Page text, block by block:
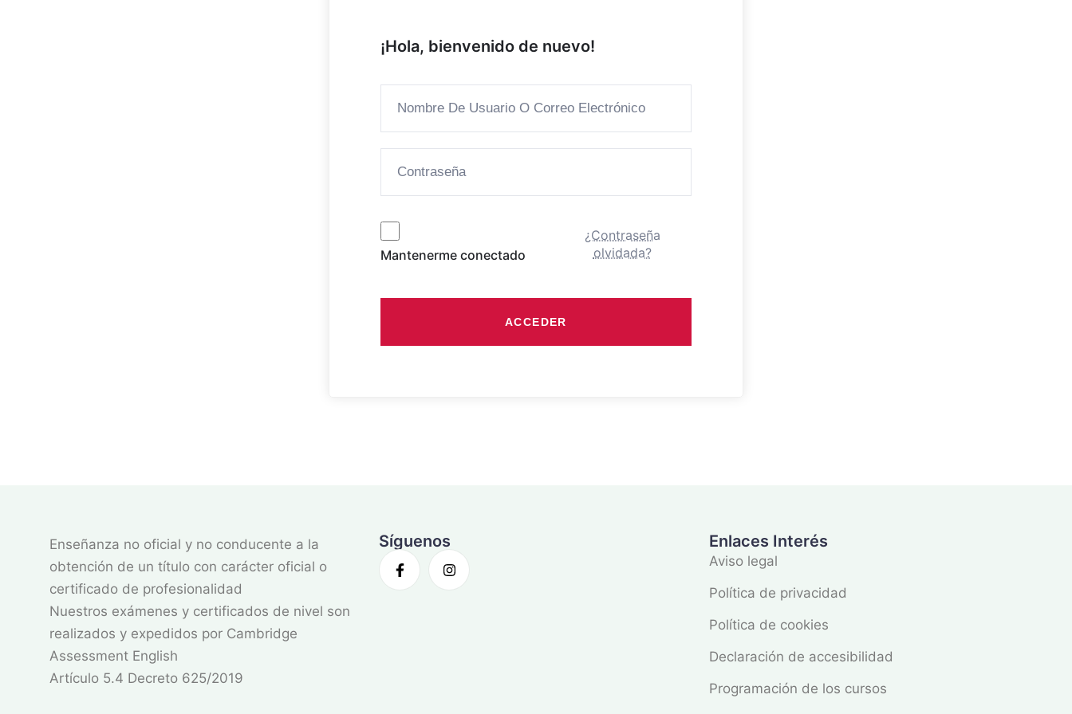
¡Hola, bienvenido de nuevo!
Mantenerme conectado
¿Contraseña
olvidada?
ACCEDER
Enseñanza no oficial y no conducente a la
obtención de un título con carácter oficial o
certificado de profesionalidad
Nuestros exámenes y certificados de nivel son
realizados y expedidos por Cambridge
Assessment English
Artículo 5.4 Decreto 625/2019
Síguenos Enlaces Interés
Aviso legal
Política de privacidad
Política de cookies
Declaración de accesibilidad
Programación de los cursos